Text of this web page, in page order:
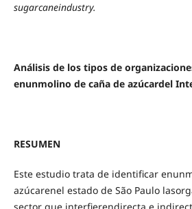
sugarcaneindustry.
Análisis de los tipos de
enunmolino de caña de azúcardel
RESUMEN
Este estudio trata de identificar
azúcarenel estado de São Paulo